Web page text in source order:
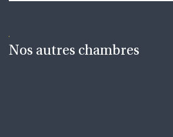
Nos autres chambres